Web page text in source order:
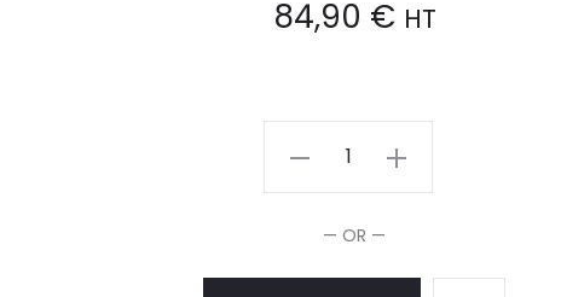
84,90 € HT
Scalp
— OR —